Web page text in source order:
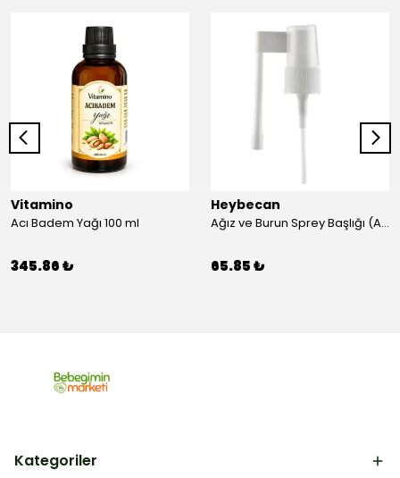
Vitamino
Acı Badem Yağı 100 ml
345.86 ₺
Heybecan
Ağız ve Burun Sprey Başlığı (Aparat)
65.85 ₺
Kategoriler